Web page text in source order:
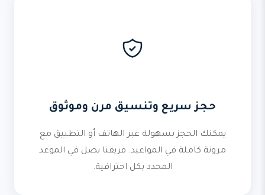
حجز سريع وتنسيق مرن وموثوق
يمكنك الحجز بسهولة عبر الهاتف أو التطبيق مع
مرونة كاملة في المواعيد. فريقنا يصل في الموعد
المحدد بكل احترافية.